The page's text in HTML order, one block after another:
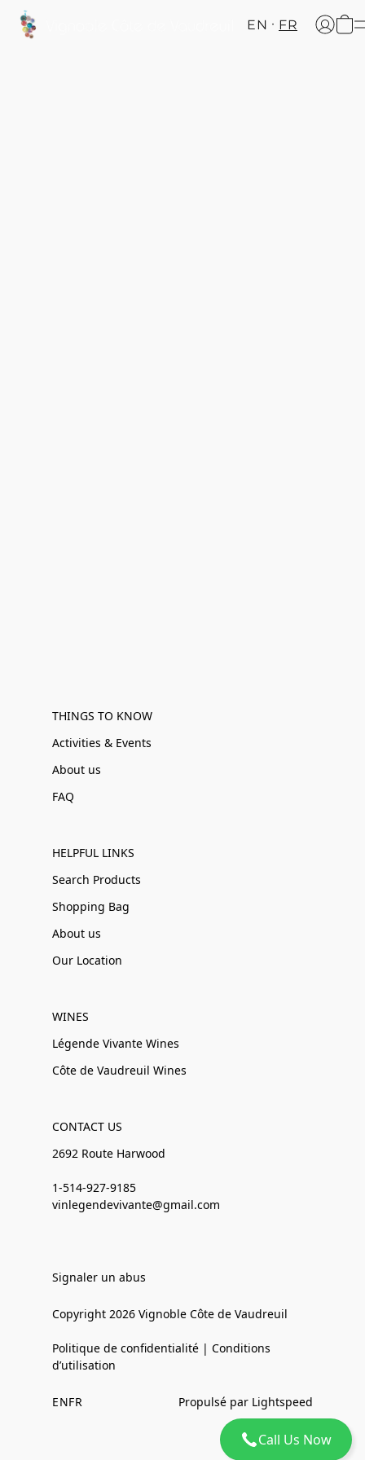
Call Us Now
EN FR
THINGS TO KNOW
Activities & Events
About us
FAQ
HELPFUL LINKS
Search Products
Shopping Bag
About us
Our Location
WINES
Légende Vivante Wines
Côte de Vaudreuil Wines
CONTACT US
2692 Route Harwood
1-514-927-9185
vinlegendevivante@gmail.com
Signaler un abus
Copyright 2026 Vignoble Côte de Vaudreuil
Politique de confidentialité | Conditions
d’utilisation
ENFR Propulsé par Lightspeed